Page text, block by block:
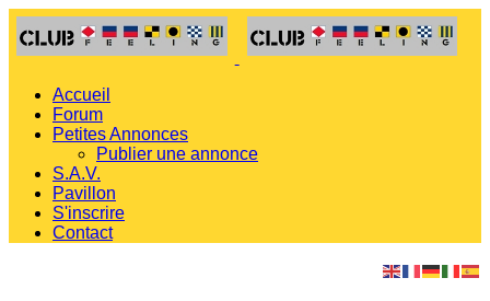
Accueil
Forum
Petites Annonces
Publier une annonce
S.A.V.
Pavillon
S'inscrire
Contact